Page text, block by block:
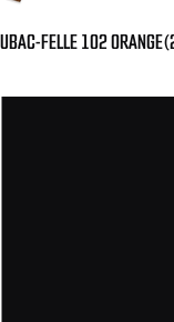
UBAC-FELLE 102